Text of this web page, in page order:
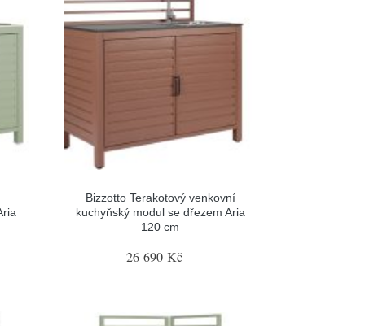
Bizzotto Terakotový venkovní
kuchyňský modul se dřezem Aria
120 cm
26 690 Kč